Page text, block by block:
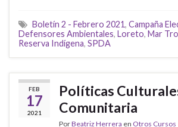
Boletín 2 - Febrero 2021, Campaña
Defensores Ambientales, Loreto, Mar
Reserva Indígena, SPDA
FEB
17
2021
Políticas
Comunitaria
PorBeatriz Herrera en Otros Cursos